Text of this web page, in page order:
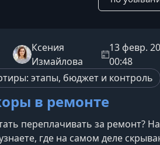
Ксения
Измайлова
13 февр.
00:48
этапы, бюджет и контроль
в ремонте
переплачивать за ремонт?
где на самом деле